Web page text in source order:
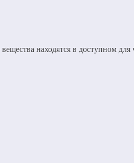
находятся в доступном для